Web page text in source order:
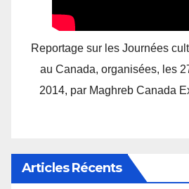
Reportage sur les Journées
au Canada, organisées, les
2014, par Maghreb Canada
Articles Récents